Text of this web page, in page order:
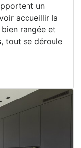
un
accueillir la
rangée et
tout se déroule